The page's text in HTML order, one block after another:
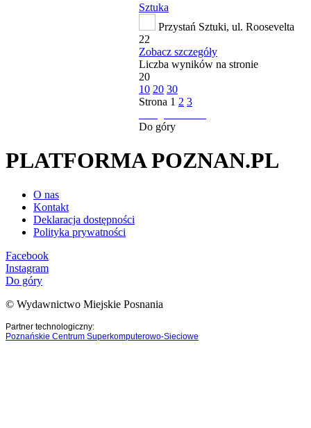
Sztuka
Przystań Sztuki, ul. Roosevelta
22
Zobacz szczegóły
Liczba wyników na stronie
20
10 20 30
Strona 1 2 3
Do góry
PLATFORMA POZNAN.PL
O nas
Kontakt
Deklaracja dostępności
Polityka prywatności
Facebook
Instagram
Do góry
© Wydawnictwo Miejskie Posnania
Partner technologiczny:
Poznańskie Centrum Superkomputerowo-Sieciowe